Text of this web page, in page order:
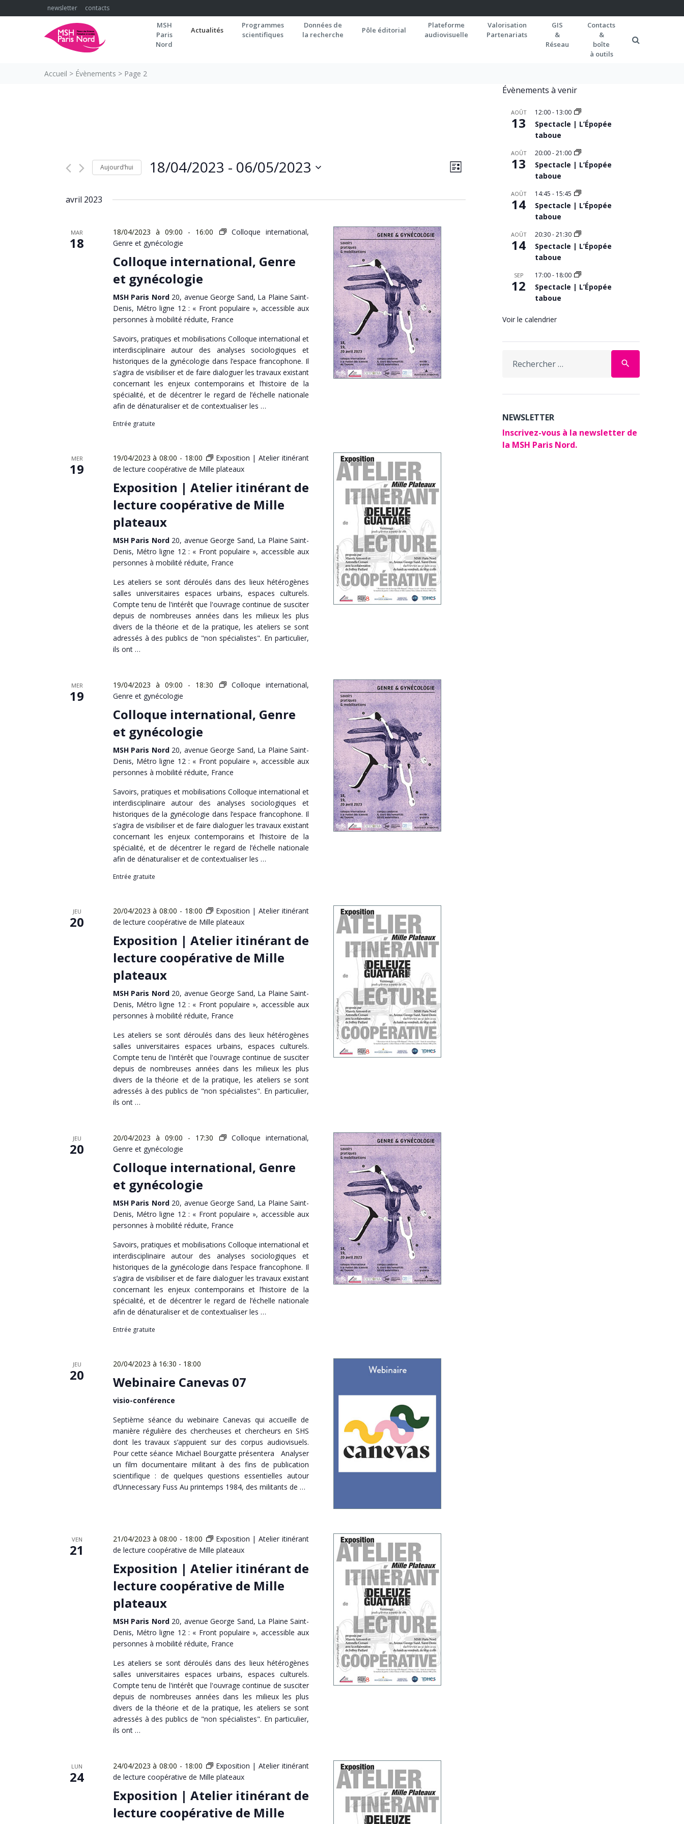
to
newsletter contacts
MSH
Paris
Nord
Actualités
Programmes
scientifiques
Données de
la recherche
Pôle éditorial
Plateforme
audiovisuelle
Valorisation
Partenariats
GIS
&
Réseau
Contacts
&
boîte
à outils
Accueil > Évènements > Page 2
NAVIGATION
CONSULTATIONS
Navigation
Évènement
LISTE
Aujourd’hui 18/04/2023 - 06/05/2023
avril 2023
MAR
18
18/04/2023 à 09:00 - 16:00
Colloque international,
Genre et gynécologie
Colloque international, Genre
et gynécologie
MSH Paris Nord 20, avenue George Sand, La Plaine Saint-
Denis, Métro ligne 12 : « Front populaire », accessible aux
personnes à mobilité réduite, France
Savoirs, pratiques et mobilisations Colloque international et
interdisciplinaire autour des analyses sociologiques et
historiques de la gynécologie dans l’espace francophone. Il
s’agira de visibiliser et de faire dialoguer les travaux existant
concernant les enjeux contemporains et l’histoire de la
spécialité, et de décentrer le regard de l’échelle nationale
afin de dénaturaliser et de contextualiser les …
Entrée gratuite
MER
19
19/04/2023 à 08:00 - 18:00
Exposition | Atelier itinérant
de lecture coopérative de Mille plateaux
Exposition | Atelier itinérant de
lecture coopérative de Mille
plateaux
MSH Paris Nord 20, avenue George Sand, La Plaine Saint-
Denis, Métro ligne 12 : « Front populaire », accessible aux
personnes à mobilité réduite, France
Les ateliers se sont déroulés dans des lieux hétérogènes
salles universitaires espaces urbains, espaces culturels.
Compte tenu de l'intérêt que l'ouvrage continue de susciter
depuis de nombreuses années dans les milieux les plus
divers de la théorie et de la pratique, les ateliers se sont
adressés à des publics de "non spécialistes". En particulier,
ils ont …
MER
19
19/04/2023 à 09:00 - 18:30
Colloque international,
Genre et gynécologie
Colloque international, Genre
et gynécologie
MSH Paris Nord 20, avenue George Sand, La Plaine Saint-
Denis, Métro ligne 12 : « Front populaire », accessible aux
personnes à mobilité réduite, France
Savoirs, pratiques et mobilisations Colloque international et
interdisciplinaire autour des analyses sociologiques et
historiques de la gynécologie dans l’espace francophone. Il
s’agira de visibiliser et de faire dialoguer les travaux existant
concernant les enjeux contemporains et l’histoire de la
spécialité, et de décentrer le regard de l’échelle nationale
afin de dénaturaliser et de contextualiser les …
Entrée gratuite
JEU
20
20/04/2023 à 08:00 - 18:00
Exposition | Atelier itinérant
de lecture coopérative de Mille plateaux
Exposition | Atelier itinérant de
lecture coopérative de Mille
plateaux
MSH Paris Nord 20, avenue George Sand, La Plaine Saint-
Denis, Métro ligne 12 : « Front populaire », accessible aux
personnes à mobilité réduite, France
Les ateliers se sont déroulés dans des lieux hétérogènes
salles universitaires espaces urbains, espaces culturels.
Compte tenu de l'intérêt que l'ouvrage continue de susciter
depuis de nombreuses années dans les milieux les plus
divers de la théorie et de la pratique, les ateliers se sont
adressés à des publics de "non spécialistes". En particulier,
ils ont …
JEU
20
20/04/2023 à 09:00 - 17:30
Colloque international,
Genre et gynécologie
Colloque international, Genre
et gynécologie
MSH Paris Nord 20, avenue George Sand, La Plaine Saint-
Denis, Métro ligne 12 : « Front populaire », accessible aux
personnes à mobilité réduite, France
Savoirs, pratiques et mobilisations Colloque international et
interdisciplinaire autour des analyses sociologiques et
historiques de la gynécologie dans l’espace francophone. Il
s’agira de visibiliser et de faire dialoguer les travaux existant
concernant les enjeux contemporains et l’histoire de la
spécialité, et de décentrer le regard de l’échelle nationale
afin de dénaturaliser et de contextualiser les …
Entrée gratuite
JEU
20
20/04/2023 à 16:30 - 18:00
Webinaire Canevas 07
visio-conférence
Septième séance du webinaire Canevas qui accueille de
manière régulière des chercheuses et chercheurs en SHS
dont les travaux s’appuient sur des corpus audiovisuels.
Pour cette séance Michael Bourgatte présentera Analyser
un film documentaire militant à des fins de publication
scientifique : de quelques questions essentielles autour
d’Unnecessary Fuss Au printemps 1984, des militants de …
VEN
21
21/04/2023 à 08:00 - 18:00
Exposition | Atelier itinérant
de lecture coopérative de Mille plateaux
Exposition | Atelier itinérant de
lecture coopérative de Mille
plateaux
MSH Paris Nord 20, avenue George Sand, La Plaine Saint-
Denis, Métro ligne 12 : « Front populaire », accessible aux
personnes à mobilité réduite, France
Les ateliers se sont déroulés dans des lieux hétérogènes
salles universitaires espaces urbains, espaces culturels.
Compte tenu de l'intérêt que l'ouvrage continue de susciter
depuis de nombreuses années dans les milieux les plus
divers de la théorie et de la pratique, les ateliers se sont
adressés à des publics de "non spécialistes". En particulier,
ils ont …
LUN
24
24/04/2023 à 08:00 - 18:00
Exposition | Atelier itinérant
de lecture coopérative de Mille plateaux
Exposition | Atelier itinérant de
lecture coopérative de Mille
Évènements à venir
AOÛT
13
12:00- 13:00
Spectacle | L’Épopée
taboue
AOÛT
13
20:00-21:00
Spectacle | L’Épopée
taboue
AOÛT
14
14:45 - 15:45
Spectacle | L’Épopée
taboue
AOÛT
14
20:30-21:30
Spectacle | L’Épopée
taboue
SEP
12
17:00- 18:00
Spectacle | L’Épopée
taboue
Voir le calendrier
for:
search
NEWSLETTER
Inscrivez-vous à la newsletter de
la MSH Paris Nord.